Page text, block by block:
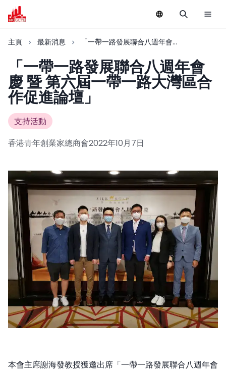
主頁 最新消息
「一帶一路發展聯合八週年會慶
進論壇」
「一帶一路發展聯合八週年會
慶 暨 第六屆一帶一路大灣區合
作促進論壇」
支持活動
香港青年創業家總商會2022年10月7日
本會主席謝海發教授獲邀出席「一帶一路發展聯合八週年會